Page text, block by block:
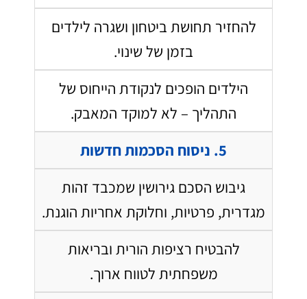
להחזיר תחושת ביטחון ושגרה לילדים
בזמן של שינוי.
הילדים הופכים לנקודת הייחוס של
התהליך – לא למוקד המאבק.
5. ניסוח הסכמות חדשות
גיבוש הסכם גירושין שמכבד זהות
מגדרית, פרטיות, וחלוקת אחריות הוגנת.
להבטיח רציפות הורית ובריאות
משפחתית לטווח ארוך.